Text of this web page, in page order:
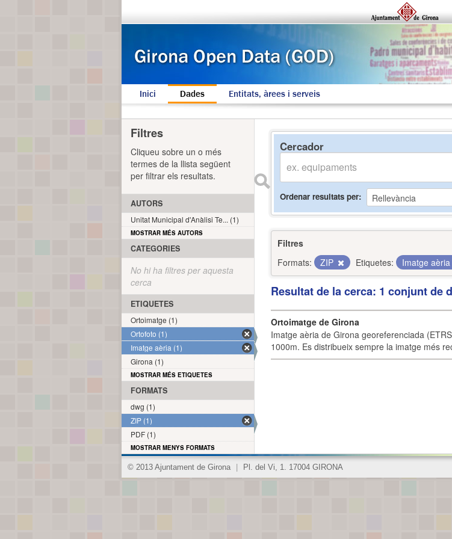
Inici Dades Entitats, àrees i serveis
Cercador
Ordenar resultats per
Filtres
Formats:
ZIP Etiquetes: Imatge aèria
Resultat de la cerca: 1 conjunt de
Ortoimatge de Girona
Imatge aèria de Girona georeferenciada
1000m. Es distribueix sempre la imatge més
Filtres
Cliqueu sobre un o més
termes de la llista següent
per filtrar els resultats.
AUTORS
Unitat Municipal d'Anàlisi Te... (1)
MOSTRAR MÉS AUTORS
CATEGORIES
No hi ha filtres per aquesta
cerca
ETIQUETES
Ortoimatge (1)
Ortofoto (1)
Imatge aèria (1)
Girona (1)
MOSTRAR MÉS ETIQUETES
FORMATS
dwg (1)
ZIP (1)
PDF (1)
MOSTRAR MENYS FORMATS
© 2013 Ajuntament de Girona Pl. del Vi, 1. 17004 GIRONA